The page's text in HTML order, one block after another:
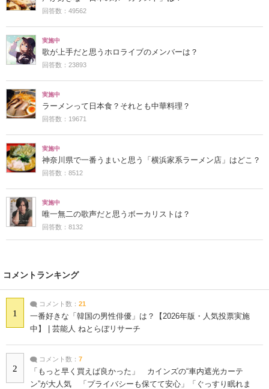
回答数：49562
実施中
歌が上手だと思うホロライブのメンバーは？
回答数：23893
実施中
ラーメンって日本食？それとも中華料理？
回答数：19671
実施中
神奈川県で一番うまいと思う「横浜家系ラーメン店」はどこ？
回答数：8512
実施中
唯一無二の歌声だと思うボーカリストは？
回答数：8132
コメントランキング
1
コメント数： 21
一番好きな「韓国の男性俳優」は？【2026年版・人気投票実施
中】 | 芸能人 ねとらぼリサーチ
2
コメント数： 7
「もっと早く買えば良かった」 カインズの“車内遮光カーテ
ン”が大人気 「プライバシーも保てて安心」「ぐっすり眠れま